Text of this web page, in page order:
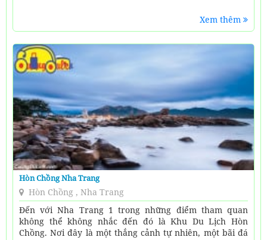
Xem thêm
Hòn Chồng Nha Trang
Hòn Chồng , Nha Trang
Đến với Nha Trang 1 trong những điểm tham quan
không thể không nhắc đến đó là Khu Du Lịch Hòn
Chồng. Nơi đây là một thắng cảnh tự nhiên, một bãi đá